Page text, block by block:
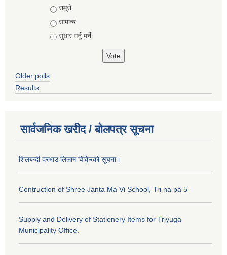
राम्रो
सामान्य
सुधार गर्नु पर्ने
Older polls
Results
सार्वजनिक खरीद / बोलपत्र सूचना
शिलबन्दी दरभाउ लिलाम विक्रिको सूचना।
Contruction of Shree Janta Ma Vi School, Tri na pa 5
Supply and Delivery of Stationery Items for Triyuga
Municipality Office.